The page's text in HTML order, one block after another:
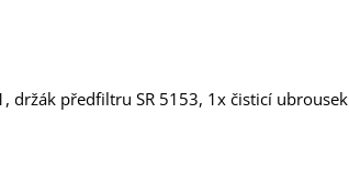
držák předfiltru SR 5153, 1x čisticí ubrousek